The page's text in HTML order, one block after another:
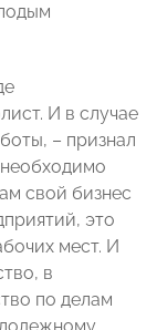
И в случае
­– признал
свой бизнес
это
мест. И
в
по делам